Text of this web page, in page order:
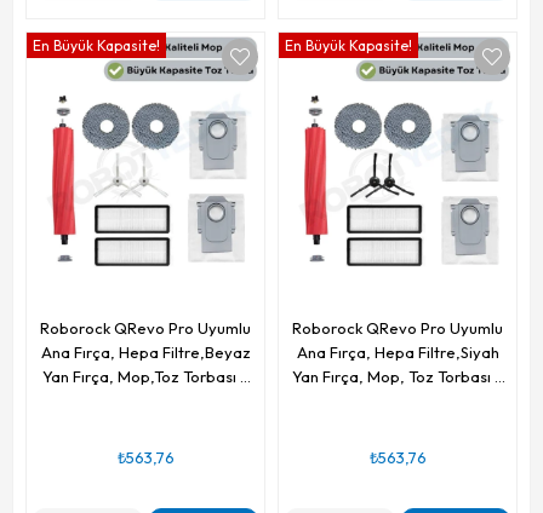
Roborock QRevo Pro Uyumlu
Ana Fırça, Hepa Filtre,Beyaz
Yan Fırça, Mop,Toz Torbası 9
₺563,76
En Büyük Kapasite!
Roborock QRevo Pro Uyumlu
Ana Fırça, Hepa Filtre,Siyah
Yan Fırça, Mop, Toz Torbası 9
₺563,76
En Büyük Kapasite!